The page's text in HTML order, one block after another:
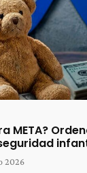
META?
2026